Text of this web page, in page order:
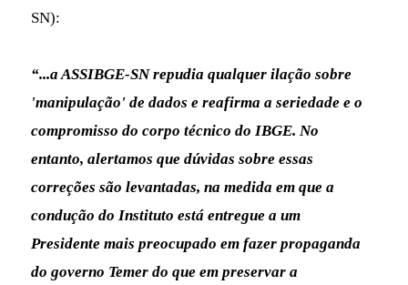
SN):
“...a ASSIBGE-SN repudia qualquer ilação sobre
'manipulação' de dados e reafirma a seriedade e o
compromisso do corpo técnico do IBGE. No
entanto, alertamos que dúvidas sobre essas
correções são levantadas, na medida em que a
condução do Instituto está entregue a um
Presidente mais preocupado em fazer propaganda
do governo Temer do que em preservar a